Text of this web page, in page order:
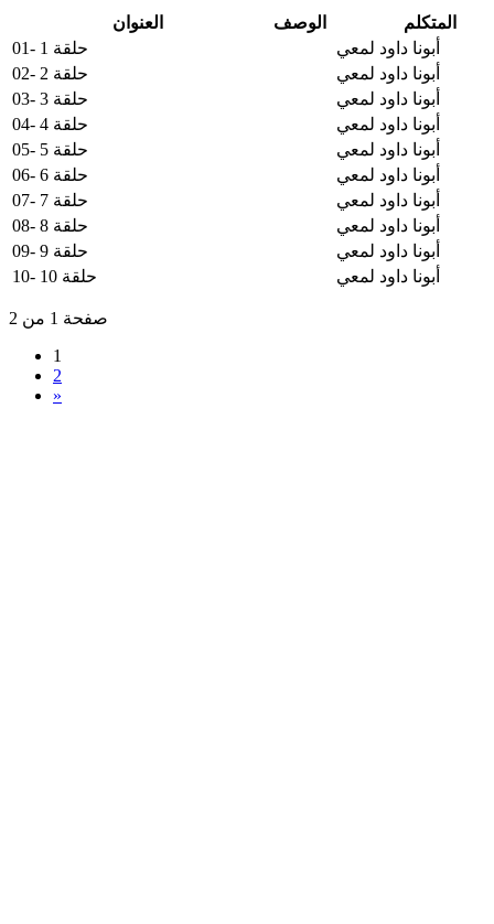
العنوان الوصف
المتكلم
01- حلقة 1
أبونا داود لمعي
02- حلقة 2
أبونا داود لمعي
03- حلقة 3
أبونا داود لمعي
04- حلقة 4
أبونا داود لمعي
05- حلقة 5
أبونا داود لمعي
06- حلقة 6
أبونا داود لمعي
07- حلقة 7
أبونا داود لمعي
08- حلقة 8
أبونا داود لمعي
09- حلقة 9
أبونا داود لمعي
10- حلقة 10
أبونا داود لمعي
صفحة 1 من 2
1
2
»